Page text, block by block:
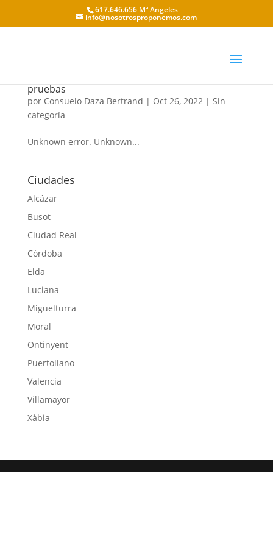
617.646.656 Mª Angeles
info@nosotrosproponemos.com
pruebas
por Consuelo Daza Bertrand | Oct 26, 2022| Sin
categoría
Unknown error. Unknown...
Ciudades
Alcázar
Busot
Ciudad Real
Córdoba
Elda
Luciana
Miguelturra
Moral
Ontinyent
Puertollano
Valencia
Villamayor
Xàbia